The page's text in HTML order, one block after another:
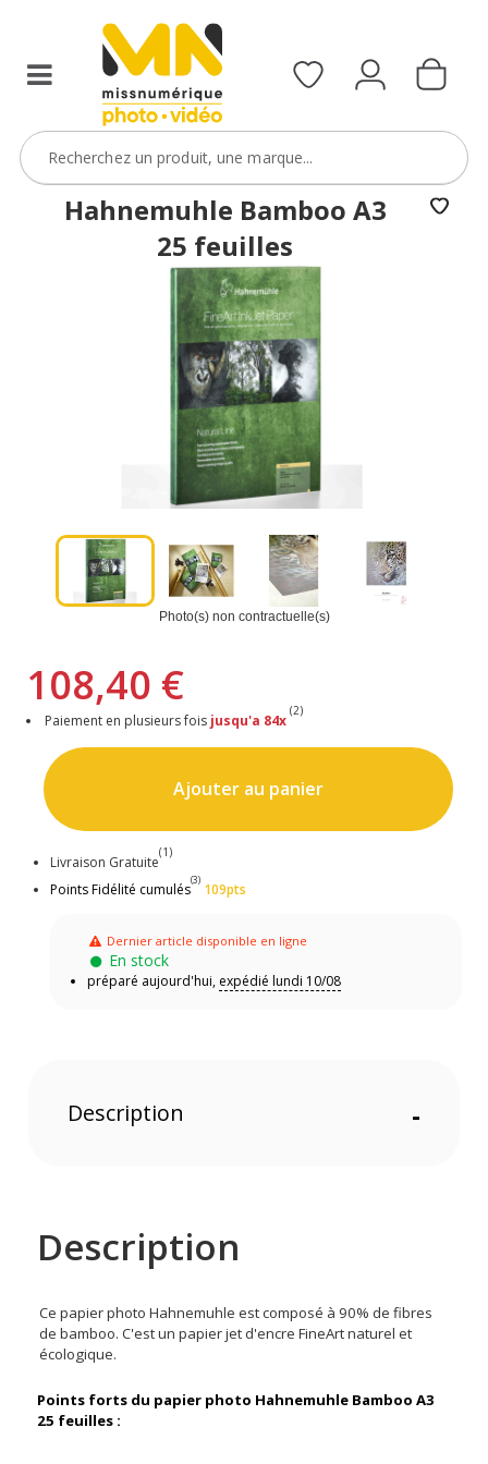
Hahnemuhle Bamboo A3
25 feuilles
Photo(s) non contractuelle(s)
108,40 €
Paiement en plusieurs fois jusqu'a 84x
(2)
Ajouter au panier
Livraison Gratuite
(1)
Points Fidélité cumulés
(3)
109pts
Dernier article disponible en ligne
En stock
préparé aujourd'hui, expédié lundi 10/08
Description -
Description
Ce papier photo Hahnemuhle est composé à 90% de fibres
de bamboo. C'est un papier jet d'encre FineArt naturel et
écologique.
Points forts du papier photo Hahnemuhle Bamboo A3
25 feuilles :